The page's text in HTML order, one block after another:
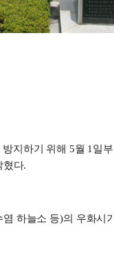
지하기 위해 5월 1 일부
혔다.
염 하늘소 등)의 우화시